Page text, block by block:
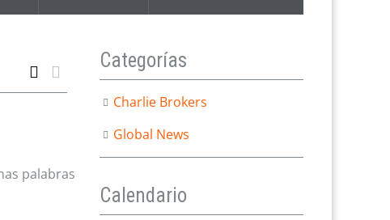
palabras
Categorías
Charlie Brokers
Global News
Calendario